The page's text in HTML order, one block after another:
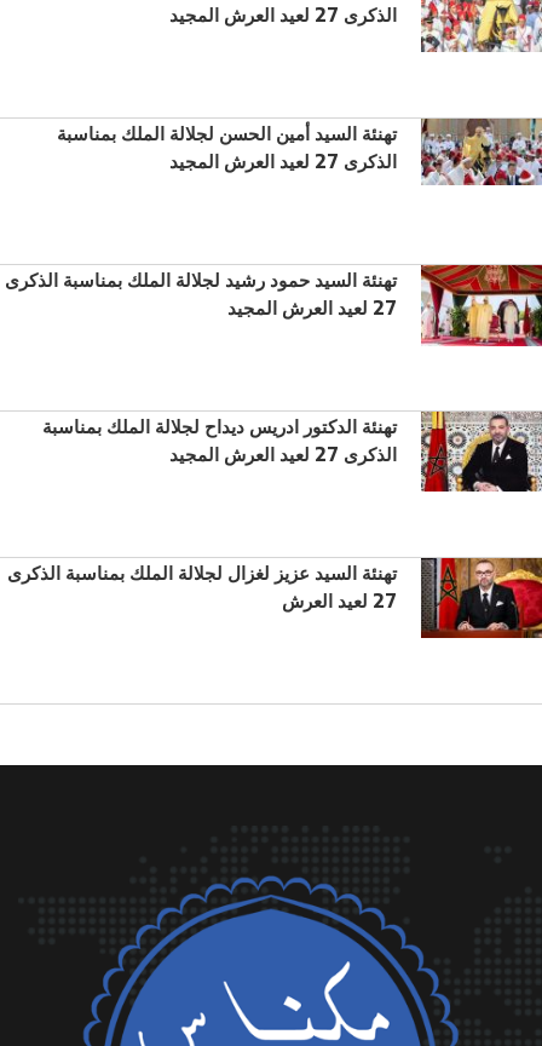
الذكرى 27 لعيد العرش المجيد
تهنئة السيد أمين الحسن لجلالة الملك بمناسبة
الذكرى 27 لعيد العرش المجيد
تهنئة السيد حمود رشيد لجلالة الملك بمناسبة الذكرى
27 لعيد العرش المجيد
تهنئة الدكتور ادريس ديداح لجلالة الملك بمناسبة
الذكرى 27 لعيد العرش المجيد
تهنئة السيد عزيز لغزال لجلالة الملك بمناسبة الذكرى
27 لعيد العرش